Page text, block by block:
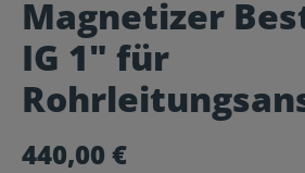
Durchschnittliche Bewertung von 0
Magnetizer
IG 1" für
440,00 €